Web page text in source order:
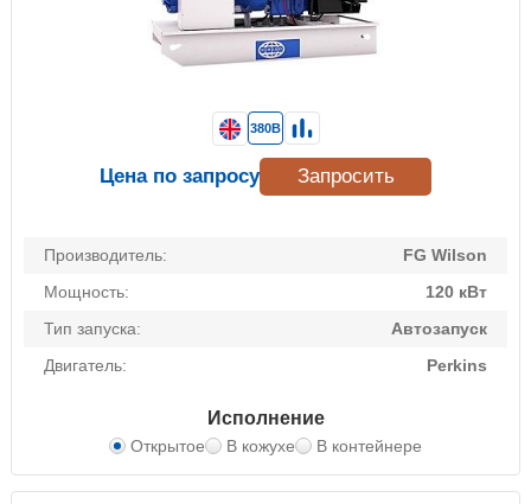
Производитель:
FG Wilson
Мощность:
120 кВт
Тип запуска:
Автозапуск
Двигатель:
Perkins
Исполнение
Открытое В кожухе В контейнере
380В
Цена по запросу Запросить